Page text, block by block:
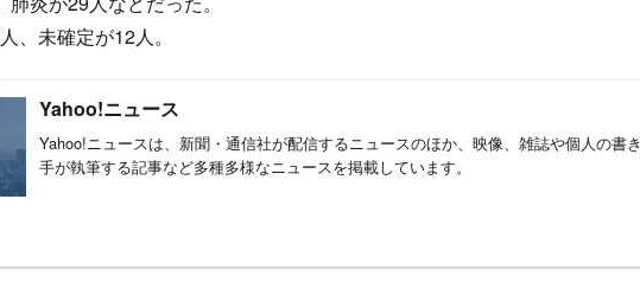
炎が29人などだった。
、未確定が12人。
Yahoo!ニュース
Yahoo!ニュースは、新聞・通信社が配信するニュースのほか、映像、雑誌や個人の書き
手が執筆する記事など多種多様なニュースを掲載しています。